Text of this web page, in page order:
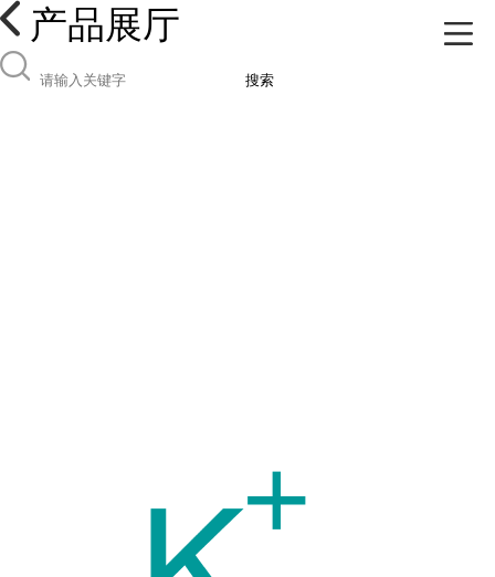
产品展厅
搜索